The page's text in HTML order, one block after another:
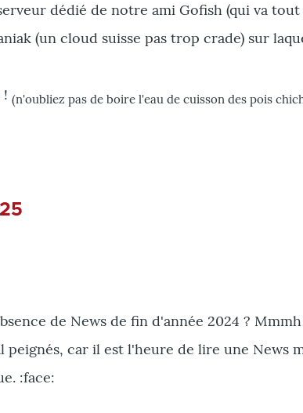
dédié de notre ami Gofish (qui va
(un cloud suisse pas trop crade) sur
(n'oubliez pas de boire l'eau de cuisson des pois
de News de fin d'année 2024 ?
car il est l'heure de lire une News
:face: